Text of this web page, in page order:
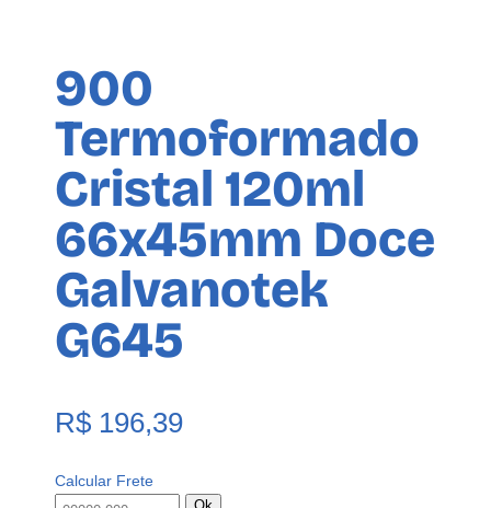
900
Termoformado
Cristal 120ml
66x45mm Doce
Galvanotek
G645
R$196,39
Calcular Frete